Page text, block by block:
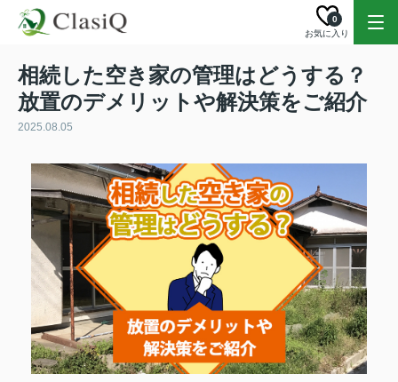
お気に入り
0
相続した空き家の管理はどうする？
放置のデメリットや解決策をご紹介
2025.08.05